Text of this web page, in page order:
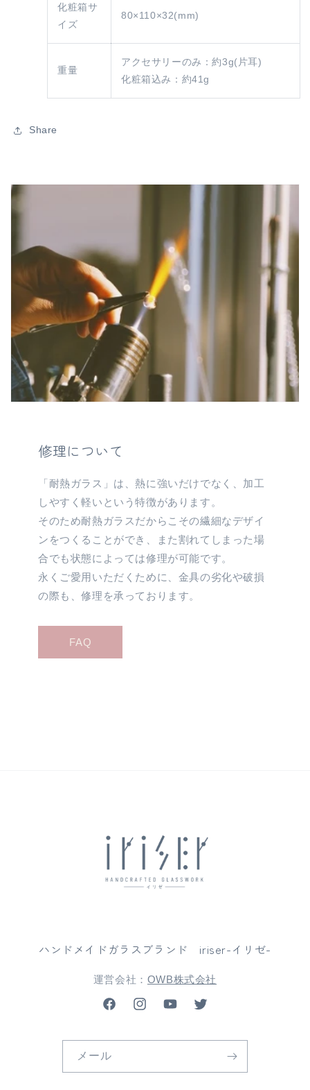
化粧箱サ
イズ
80×110×32(mm)
重量
アクセサリーのみ：約3g(片耳)
化粧箱込み：約41g
Share
修理について
「耐熱ガラス」は、熱に強いだけでなく、加工
しやすく軽いという特徴があります。
そのため耐熱ガラスだからこその繊細なデザイ
ンをつくることができ、また割れてしまった場
合でも状態によっては修理が可能です。
永くご愛用いただくために、金具の劣化や破損
の際も、修理を承っております。
FAQ
ハンドメイドガラスブランド iriser-イリゼ-
運営会社： OWB株式会社
FacebookInstagramYouTubeTwitter
メール